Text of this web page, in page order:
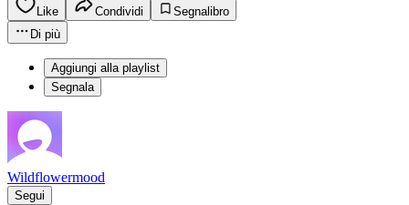
Like Condividi
Segnalibro
Di più
Aggiungi alla playlist
Segnala
Wildflowermood
Segui